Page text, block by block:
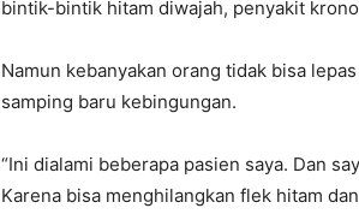
bintik-bintik hitam diwajah, penyakit
Namun kebanyakan orang tidak bisa
samping baru kebingungan.
“Ini dialami beberapa pasien saya. Dan
Karena bisa menghilangkan flek hitam